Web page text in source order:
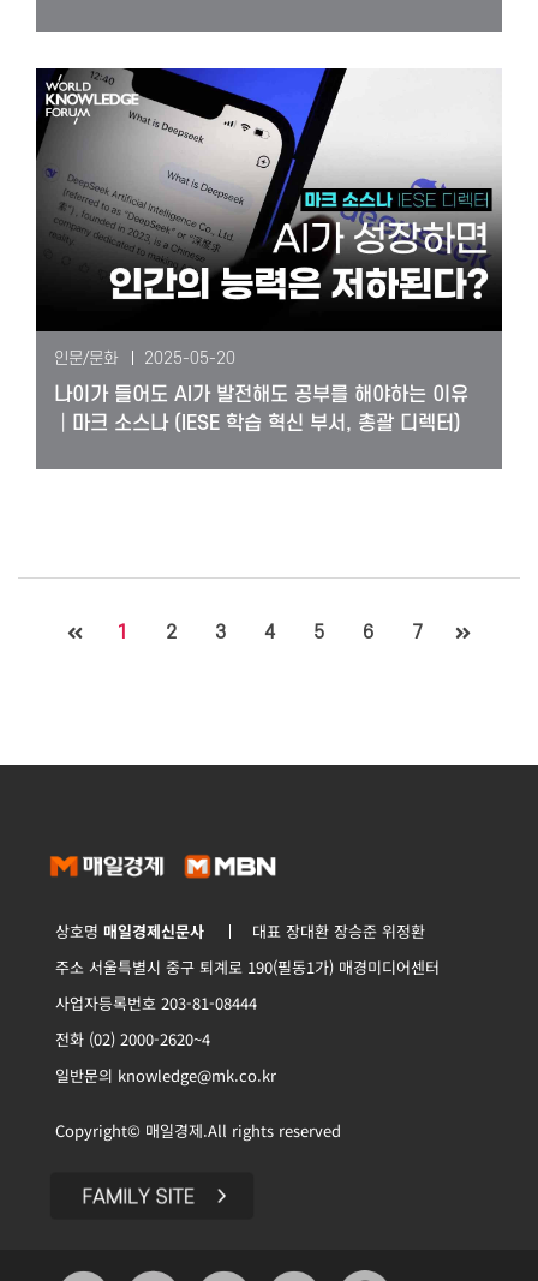
인문/문화 2025-05-20
나이가 들어도 AI가 발전해도 공부를 해야하는 이유
│마크 소스나 (IESE 학습 혁신 부서, 총괄 디렉터)
1 2 3 4 5 6 7
상호명매일경제신문사
대표 장대환 장승준 위정환
주소 서울특별시 중구 퇴계로 190(필동1가) 매경미디어센터
사업자등록번호 203-81-08444
전화 (02) 2000-2620~4
일반문의 knowledge@mk.co.kr
Copyright© 매일경제.All rights reserved